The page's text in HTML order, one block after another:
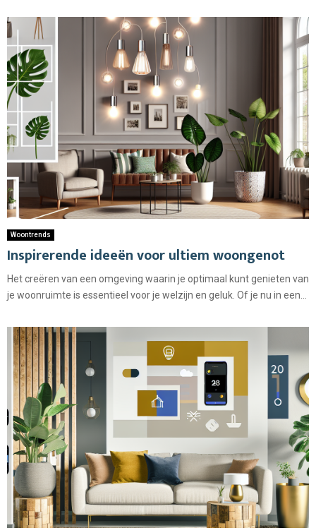
Woontrends
Inspirerende ideeën voor ultiem woongenot
Het creëren van een omgeving waarin je optimaal kunt genieten van
je woonruimte is essentieel voor je welzijn en geluk. Of je nu in een...